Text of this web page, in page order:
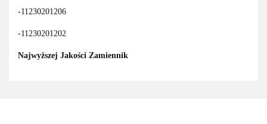
-11230201206
-11230201202
Najwyższej Jakości Zamiennik